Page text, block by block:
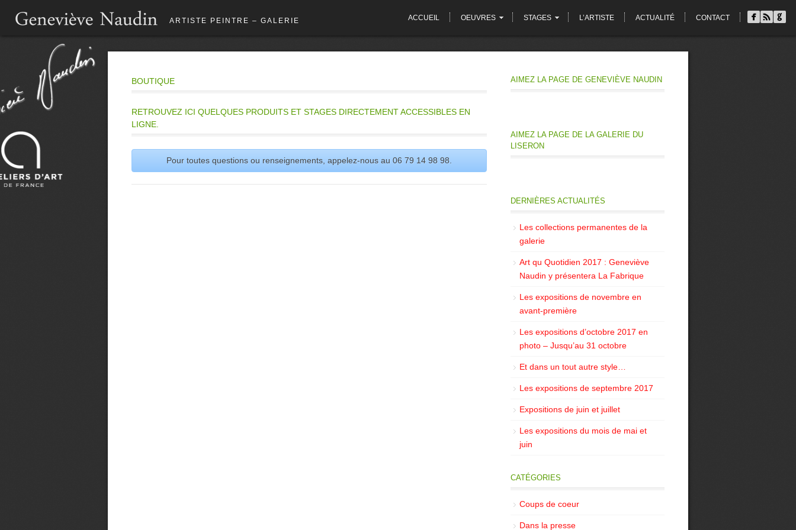
ARTISTE PEINTRE – GALERIE ACCUEIL OEUVRES STAGES L’ARTISTE ACTUALITÉ CONTACT
BOUTIQUE
RETROUVEZ ICI QUELQUES PRODUITS ET STAGES DIRECTEMENT ACCESSIBLES EN
LIGNE.
Pour toutes questions ou renseignements, appelez-nous au 06 79 14 98 98.
AIMEZ LA PAGE DE GENEVIÈVE NAUDIN
AIMEZ LA PAGE DE LA GALERIE DU
LISERON
DERNIÈRES ACTUALITÉS
Les collections permanentes de la
galerie
Art qu Quotidien 2017 : Geneviève
Naudin y présentera La Fabrique
Les expositions de novembre en
avant-première
Les expositions d’octobre 2017 en
photo – Jusqu’au 31 octobre
Et dans un tout autre style…
Les expositions de septembre 2017
Expositions de juin et juillet
Les expositions du mois de mai et
juin
CATÉGORIES
Coups de coeur
Dans la presse